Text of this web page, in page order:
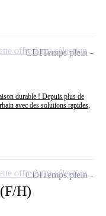
durable ! Depuis plus de
avec des solutions rapides,
CDITemps plein
offre à ma sélection
H)
CDITemps plein
offre à ma sélection